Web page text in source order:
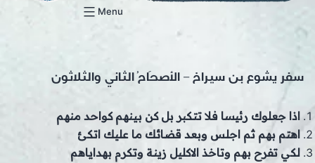
Menu
سفر يشوع بن سيراخ – الأصحَاحُ الثاني والثلاثون
اذا جعلوك رئيسا فلا تتكبر بل كن بينهم كواحد منهم
اهتم بهم ثم اجلس وبعد قضائك ما عليك اتكئ
لكي تفرح بهم وتاخذ الاكليل زينة وتكرم بهداياهم